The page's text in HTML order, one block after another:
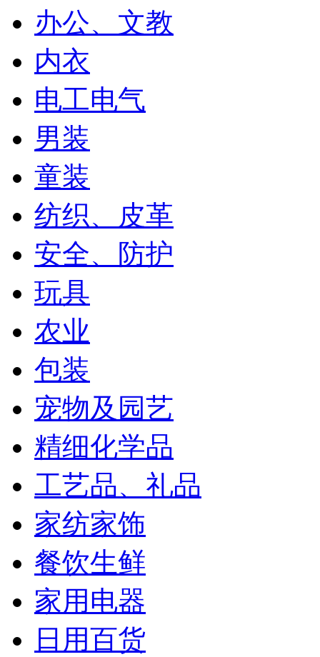
办公、文教
内衣
电工电气
男装
童装
纺织、皮革
安全、防护
玩具
农业
包装
宠物及园艺
精细化学品
工艺品、礼品
家纺家饰
餐饮生鲜
家用电器
日用百货